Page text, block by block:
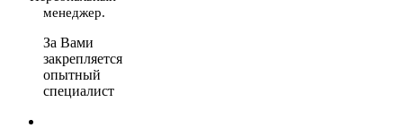
менеджер.
За Вами
закрепляется
опытный
специалист